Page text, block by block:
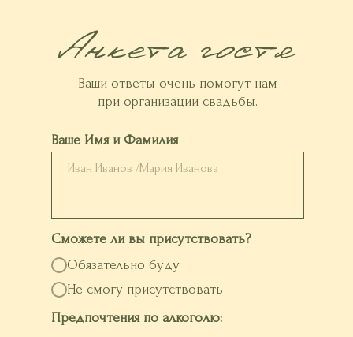
Ваши ответы очень помогут нам
при организации свадьбы.
Ваше Имя и Фамилия
Сможете ли вы присутствовать?
Обязательно буду
Не смогу присутствовать
Предпочтения по алкоголю: